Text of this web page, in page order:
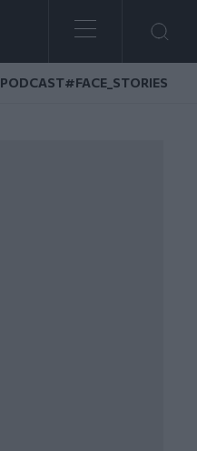
PODCAST#FACE_STORIES